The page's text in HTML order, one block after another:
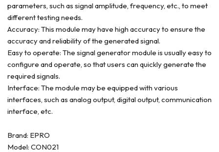
parameters, such as signal amplitude, frequency, etc., to meet
different testing needs.
Accuracy: This module may have high accuracy to ensure the
accuracy and reliability of the generated signal.
Easy to operate: The signal generator module is usually easy to
configure and operate, so that users can quickly generate the
required signals.
Interface: The module may be equipped with various
interfaces, such as analog output, digital output, communication
interface, etc.
Brand: EPRO
Model: CON021